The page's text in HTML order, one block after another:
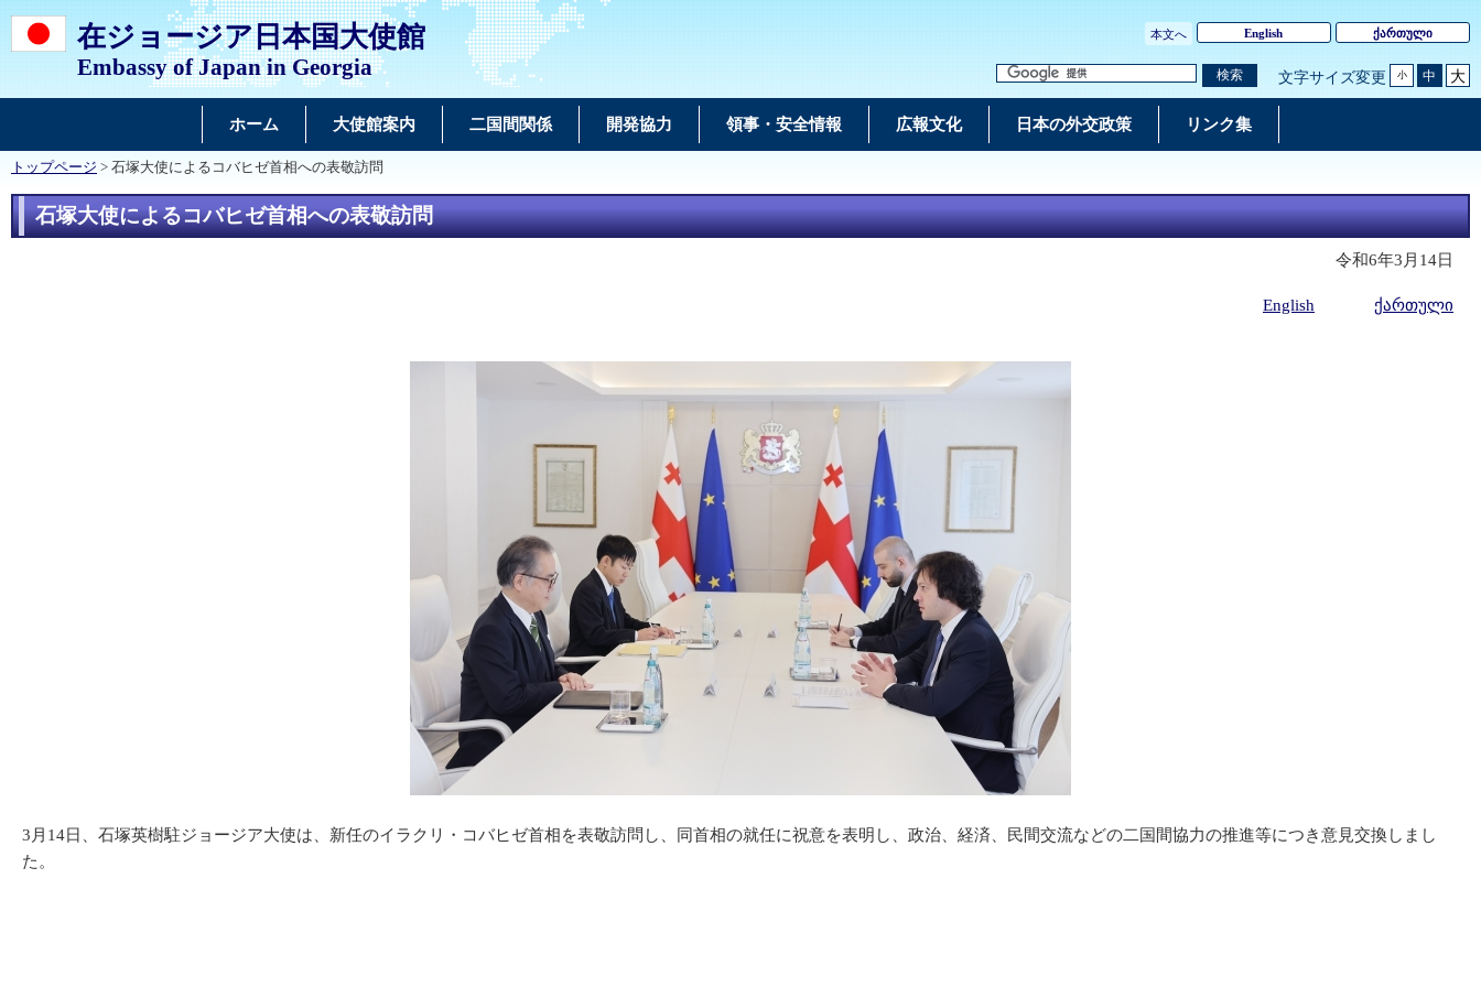
在ジョージア日本国大使館
Embassy of Japan in Georgia
本文へ English ქართული
検索 文字サイズ変更 小 中 大
ホーム 大使館案内 二国間関係 開発協力 領事・安全情報 広報文化 日本の外交政策 リンク集
トップページ > 石塚大使によるコバヒゼ首相への表敬訪問
石塚大使によるコバヒゼ首相への表敬訪問
令和6年3月14日
English ქართული
3月14日、石塚英樹駐ジョージア大使は、新任のイラクリ・コバヒゼ首相を表敬訪問し、同首相の就任に祝意を表明し、政治、経済、民間交流などの二国間協力の推進等につき意見交換しまし
た。